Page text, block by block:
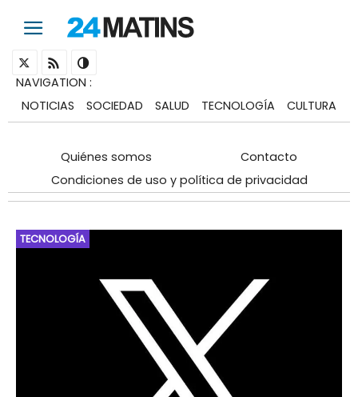
NAVIGATION :
NOTICIAS
SOCIEDAD SALUD TECNOLOGÍA CULTURA
Quiénes somos
Contacto
Condiciones de uso y política de privacidad
TECNOLOGÍA